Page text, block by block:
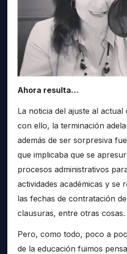
Ahora resulta…
La noticia del ajuste al
con ello, la terminación
además de ser sorpresiva
que implicaba que se
procesos administrativos
actividades académicas y se
las fechas de contratación
clausuras, entre otras cosas.
Pero, como todo, poco a
de la educación fuimos